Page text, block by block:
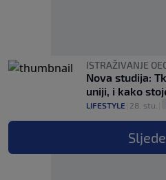
ISTRAŽIVANJE
Nova studija:
uniji, i kako
LIFESTYLE 28. stu.